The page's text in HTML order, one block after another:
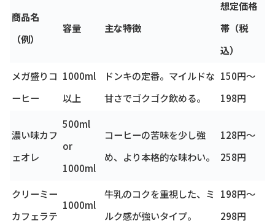
商品名
（例）
容量 主な特徴
想定価格
帯（税
込）
メガ盛りコ
ーヒー
1000ml
以上
ドンキの定番。マイルドな
甘さでゴクゴク飲める。
150円～
198円
濃い味カフ
ェオレ
500ml
or
1000ml
コーヒーの苦味を少し強
め、より本格的な味わい。
128円～
258円
クリーミー
カフェラテ
1000ml
牛乳のコクを重視した、ミ
ルク感が強いタイプ。
198円～
298円